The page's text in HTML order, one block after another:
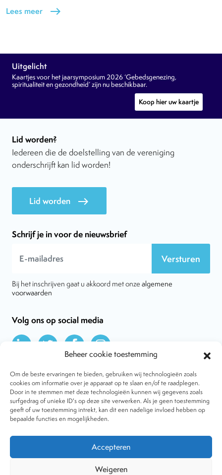
Beheer cookie toestemming
Om de beste ervaringen te bieden, gebruiken wij technologieën zoals
cookies om informatie over je apparaat op te slaan en/of te raadplegen.
Door in te stemmen met deze technologieën kunnen wij gegevens zoals
surfgedrag of unieke ID's op deze site verwerken. Als je geen toestemming
geeft of uw toestemming intrekt, kan dit een nadelige invloed hebben op
bepaalde functies en mogelijkheden.
Accepteren
Weigeren
Lees meer east
Uitgelicht
Kaartjes voor het jaarsymposium 2026 ‘Gebedsgenezing,
spiritualiteit en gezondheid’ zijn nu beschikbaar.
Koop hier uw kaartje
Lid worden?
Iedereen die de doelstelling van de vereniging
onderschrijft kan lid worden!
Lid worden east
Schrijf je in voor de nieuwsbrief
Versturen
Bij het inschrijven gaat u akkoord met onze algemene
voorwaarden
Volg ons op social media
Over VtdK
Contact
Nieuws
Behandelwijzen
Dossiers
Tijdschrift